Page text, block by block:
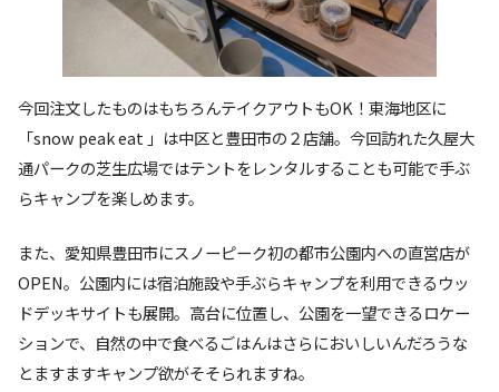
今回注文したものはもちろんテイクアウトもOK！東海地区に
「snow peak eat 」は中区と豊田市の２店舗。今回訪れた久屋大
通パークの芝生広場ではテントをレンタルすることも可能で手ぶ
らキャンプを楽しめます。
また、愛知県豊田市にスノーピーク初の都市公園内への直営店が
OPEN。公園内には宿泊施設や手ぶらキャンプを利用できるウッ
ドデッキサイトも展開。高台に位置し、公園を一望できるロケー
ションで、自然の中で食べるごはんはさらにおいしいんだろうな
とますますキャンプ欲がそそられますね。